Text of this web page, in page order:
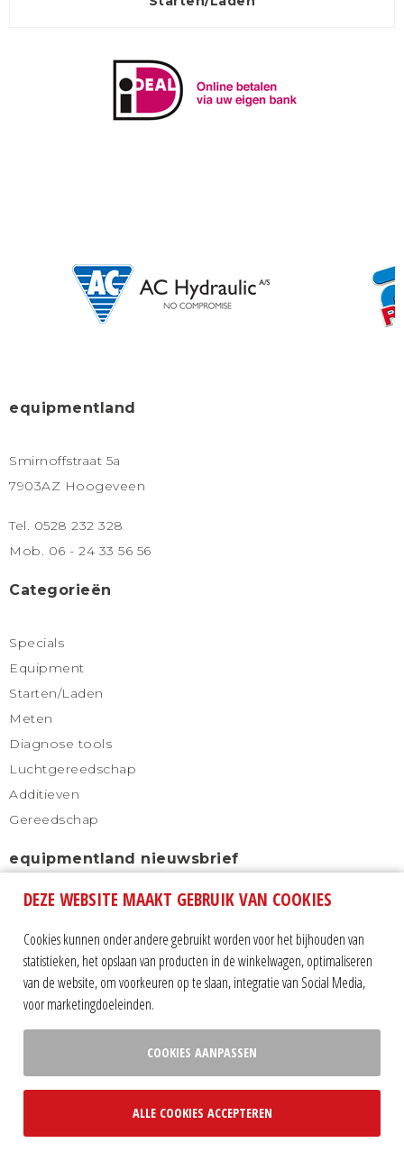
equipmentland
Smirnoffstraat 5a
7903AZ Hoogeveen
Tel. 0528 232 328
Mob. 06 - 24 33 56 56
Categorieën
Specials
Equipment
Starten/Laden
Meten
Diagnose tools
Luchtgereedschap
Additieven
Gereedschap
equipmentland nieuwsbrief
Schrijf u in voor onze nieuwsbrief en blijf altijd
automatisch op de hoogte.
Volg ons op:
privacy statement|algemene voorwaarden|sitemap|
DEZE WEBSITE MAAKT GEBRUIK VAN COOKIES
Cookies kunnen onder andere gebruikt worden voor het bijhouden van
statistieken, het opslaan van producten in de winkelwagen, optimaliseren
van de website, om voorkeuren op te slaan, integratie van Social Media,
voor marketingdoeleinden.
COOKIES AANPASSEN
ALLE COOKIES ACCEPTEREN